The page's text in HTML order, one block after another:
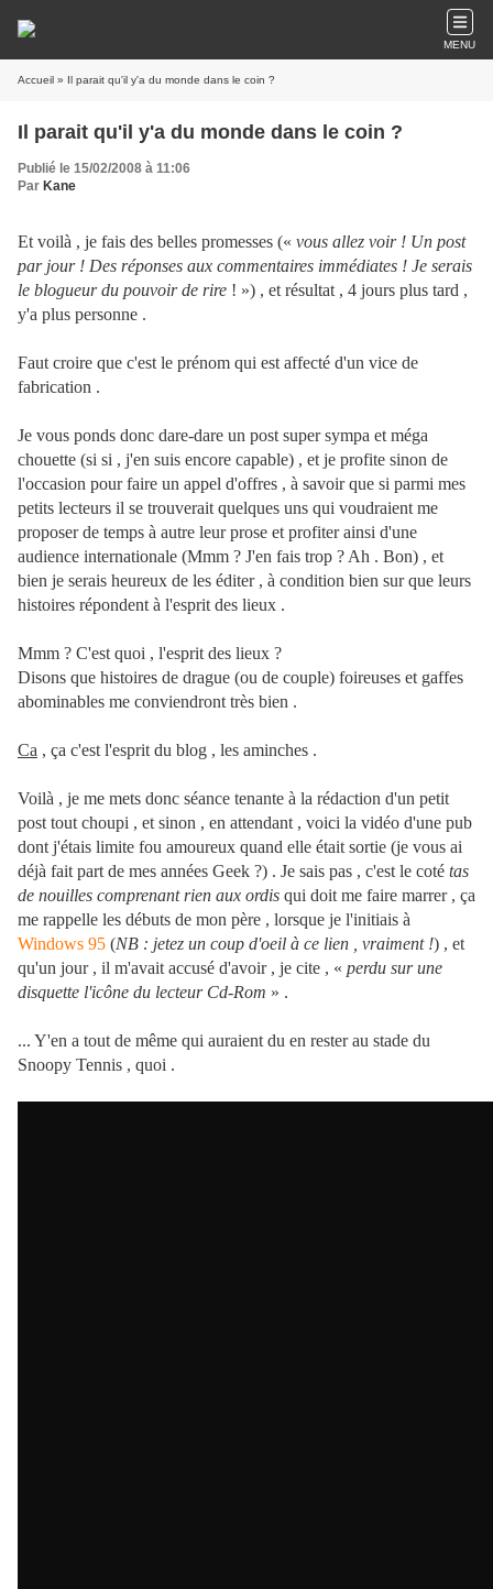
MENU
Accueil » Il parait qu'il y'a du monde dans le coin ?
Il parait qu'il y'a du monde dans le coin ?
Publié le 15/02/2008 à 11:06
Par Kane
Et voilà , je fais des belles promesses (« vous allez voir ! Un post
par jour ! Des réponses aux commentaires immédiates ! Je serais
le blogueur du pouvoir de rire ! ») , et résultat , 4 jours plus tard ,
y'a plus personne .
Faut croire que c'est le prénom qui est affecté d'un vice de
fabrication .
Je vous ponds donc dare-dare un post super sympa et méga
chouette (si si , j'en suis encore capable) , et je profite sinon de
l'occasion pour faire un appel d'offres , à savoir que si parmi mes
petits lecteurs il se trouverait quelques uns qui voudraient me
proposer de temps à autre leur prose et profiter ainsi d'une
audience internationale (Mmm ? J'en fais trop ? Ah . Bon) , et
bien je serais heureux de les éditer , à condition bien sur que leurs
histoires répondent à l'esprit des lieux .
Mmm ? C'est quoi , l'esprit des lieux ?
Disons que histoires de drague (ou de couple) foireuses et gaffes
abominables me conviendront très bien .
Ca , ça c'est l'esprit du blog , les aminches .
Voilà , je me mets donc séance tenante à la rédaction d'un petit
post tout choupi , et sinon , en attendant , voici la vidéo d'une pub
dont j'étais limite fou amoureux quand elle était sortie (je vous ai
déjà fait part de mes années Geek ?) . Je sais pas , c'est le coté tas
de nouilles comprenant rien aux ordis qui doit me faire marrer , ça
me rappelle les débuts de mon père , lorsque je l'initiais à
Windows 95 (NB : jetez un coup d'oeil à ce lien , vraiment !) , et
qu'un jour , il m'avait accusé d'avoir , je cite , « perdu sur une
disquette l'icône du lecteur Cd-Rom » .
... Y'en a tout de même qui auraient du en rester au stade du
Snoopy Tennis , quoi .